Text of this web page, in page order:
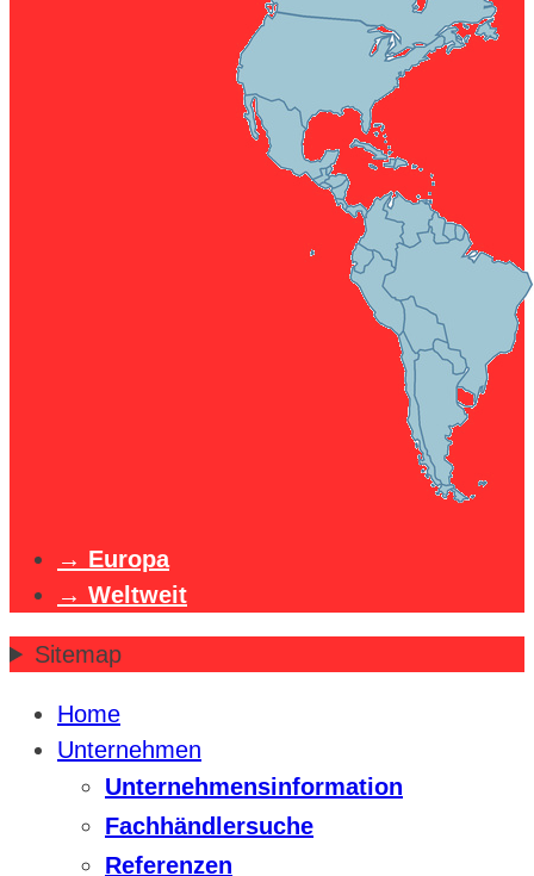
Europa
Weltweit
Sitemap
Home
Unternehmen
Unternehmensinformation
Fachhändlersuche
Referenzen